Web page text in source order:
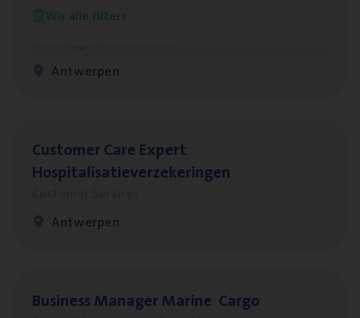
Wis alle filters
Test Ana­lyst
Antwerpen
Cus­to­mer Care Expert
Hospitalisatieverzekeringen
Antwerpen
Busi­ness Mana­ger Mari­ne Cargo